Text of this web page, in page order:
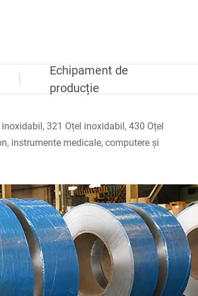
Echipament de
producție
321 Oțel inoxidabil, 430 Oțel
instrumente medicale, computere și